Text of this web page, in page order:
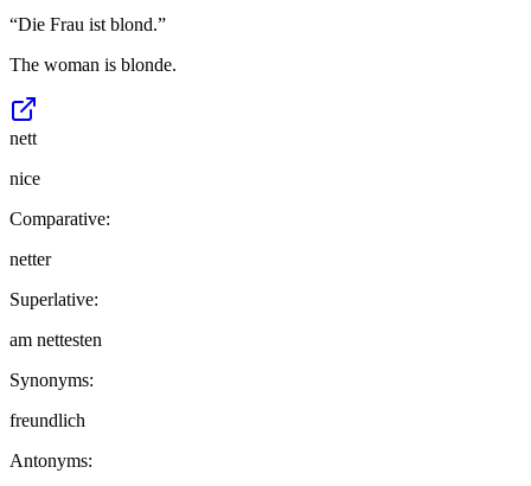
“Die Frau ist blond.”
The woman is blonde.
nett
nice
Comparative:
netter
Superlative:
am nettesten
Synonyms:
freundlich
Antonyms: